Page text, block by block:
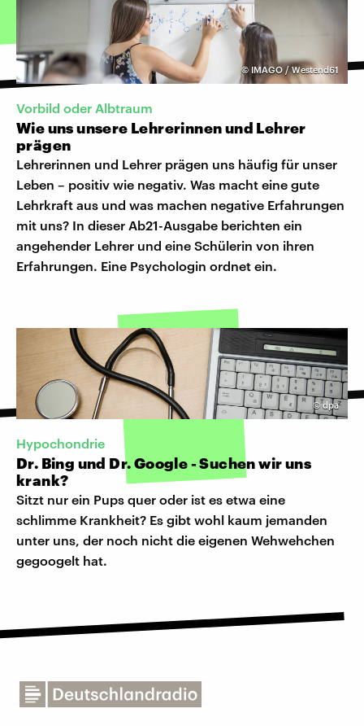
© IMAGO / Westend61
Vorbild oder Albtraum
Wie uns unsere Lehrerinnen und Lehrer
prägen
Lehrerinnen und Lehrer prägen uns häufig für unser
Leben – positiv wie negativ. Was macht eine gute
Lehrkraft aus und was machen negative Erfahrungen
mit uns? In dieser Ab21-Ausgabe berichten ein
angehender Lehrer und eine Schülerin von ihren
Erfahrungen. Eine Psychologin ordnet ein.
©dpa
Hypochondrie
​Dr. Bing und Dr. Google - Suchen wir uns
krank?
Sitzt nur ein Pups quer oder ist es etwa eine
schlimme Krankheit? Es gibt wohl kaum jemanden
unter uns, der noch nicht die eigenen Wehwehchen
gegoogelt hat.